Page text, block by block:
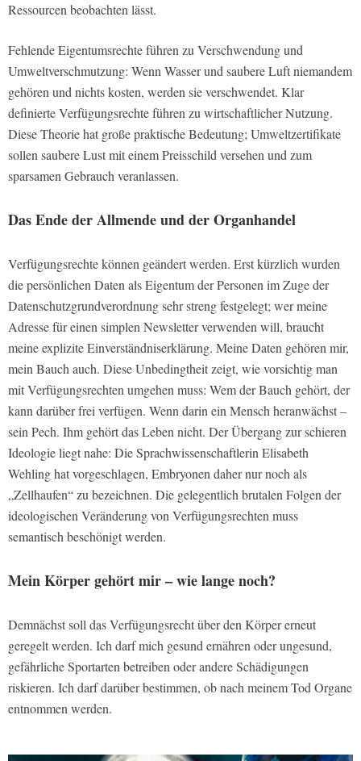
Ressourcen beobachten lässt.
Fehlende Eigentumsrechte führen zu Verschwendung und
Umweltverschmutzung: Wenn Wasser und saubere Luft niemandem
gehören und nichts kosten, werden sie verschwendet. Klar
definierte Verfügungsrechte führen zu wirtschaftlicher Nutzung.
Diese Theorie hat große praktische Bedeutung; Umweltzertifikate
sollen saubere Lust mit einem Preisschild versehen und zum
sparsamen Gebrauch veranlassen.
Das Ende der Allmende und der Organhandel
Verfügungsrechte können geändert werden. Erst kürzlich wurden
die persönlichen Daten als Eigentum der Personen im Zuge der
Datenschutzgrundverordnung sehr streng festgelegt; wer meine
Adresse für einen simplen Newsletter verwenden will, braucht
meine explizite Einverständniserklärung. Meine Daten gehören mir,
mein Bauch auch. Diese Unbedingtheit zeigt, wie vorsichtig man
mit Verfügungsrechten umgehen muss: Wem der Bauch gehört, der
kann darüber frei verfügen. Wenn darin ein Mensch heranwächst –
sein Pech. Ihm gehört das Leben nicht. Der Übergang zur schieren
Ideologie liegt nahe: Die Sprachwissenschaftlerin Elisabeth
Wehling hat vorgeschlagen, Embryonen daher nur noch als
„Zellhaufen“ zu bezeichnen. Die gelegentlich brutalen Folgen der
ideologischen Veränderung von Verfügungsrechten muss
semantisch beschönigt werden.
Mein Körper gehört mir – wie lange noch?
Demnächst soll das Verfügungsrecht über den Körper erneut
geregelt werden. Ich darf mich gesund ernähren oder ungesund,
gefährliche Sportarten betreiben oder andere Schädigungen
riskieren. Ich darf darüber bestimmen, ob nach meinem Tod Organe
entnommen werden.